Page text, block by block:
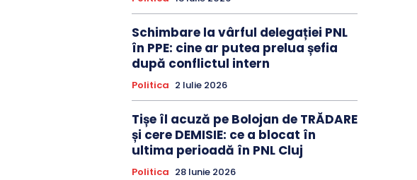
Schimbare la vârful delegației PNL
în PPE: cine ar putea prelua șefia
după conflictul intern
Politica 2 Iulie 2026
Tișe îl acuză pe Bolojan de TRĂDARE
și cere DEMISIE: ce a blocat în
ultima perioadă în PNL Cluj
Politica 28 Iunie 2026